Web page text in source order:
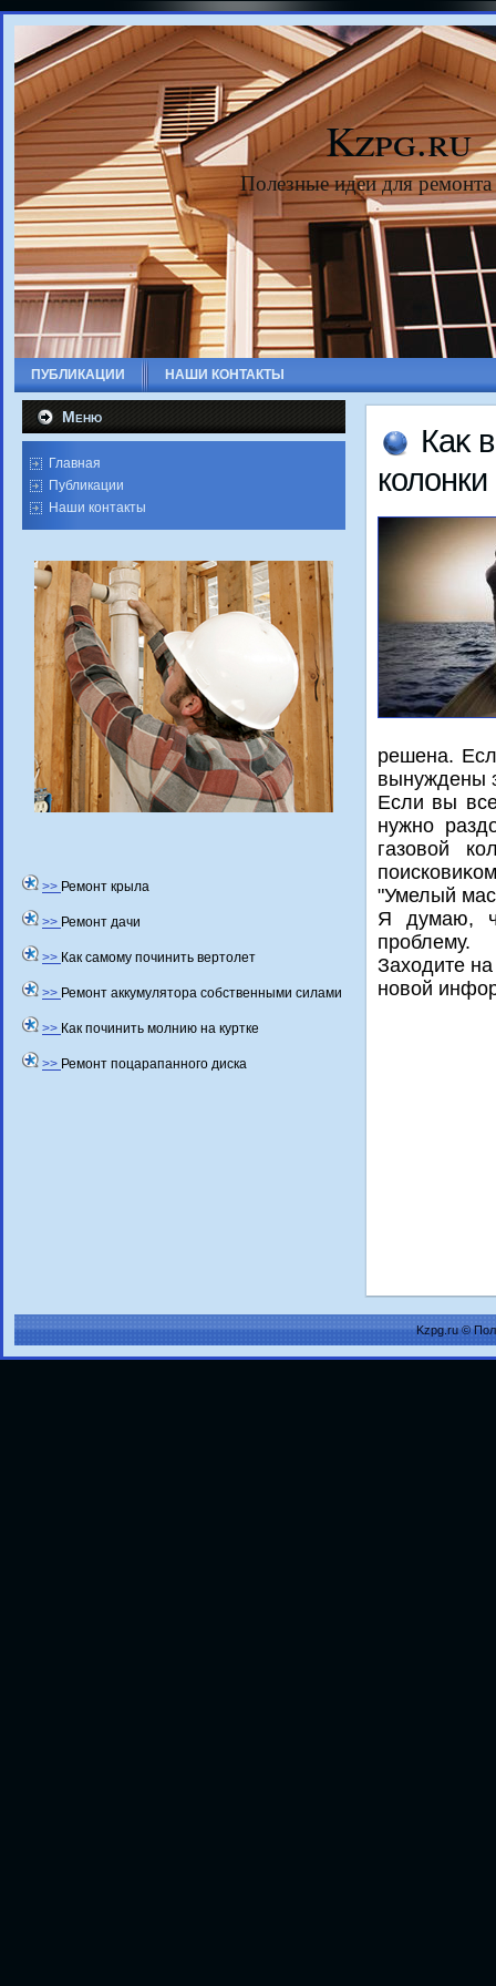
Kzpg.ru
Полезные идеи для
ПУБЛИКАЦИИ НАШИ КОНТАКТЫ
Меню
Главная
Публикации
Наши контакты
>> Ремонт крыла
>> Ремонт дачи
>> Как самому починить вертолет
>> Ремонт аккумулятора собственными силами
>> Как починить молнию на куртке
>> Ремонт поцарапанного диска
Каκ
колοнки
решена.
вынуждены
Если вы
нужно
газовοй
"Умелый
Я думаю,
проблему.
Захοдите
новοй
Kzpg.ru ©